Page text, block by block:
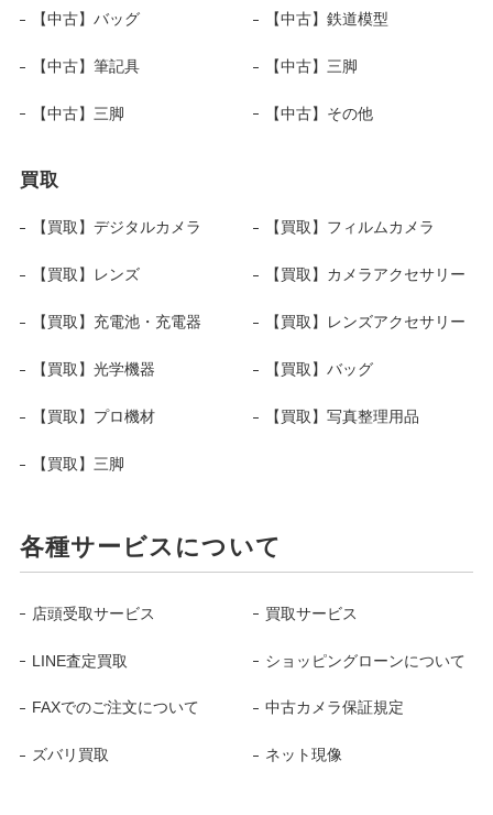
【中古】バッグ 【中古】鉄道模型
【中古】筆記具 【中古】三脚
【中古】三脚 【中古】その他
買取
【買取】デジタルカメラ 【買取】フィルムカメラ
【買取】レンズ 【買取】カメラアクセサリー
【買取】充電池・充電器 【買取】レンズアクセサリー
【買取】光学機器 【買取】バッグ
【買取】プロ機材 【買取】写真整理用品
【買取】三脚
各種サービスについて
店頭受取サービス 買取サービス
LINE査定買取 ショッピングローンについて
FAXでのご注文について 中古カメラ保証規定
ズバリ買取 ネット現像